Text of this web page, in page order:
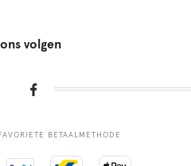
volgen
BETAALMETHODE